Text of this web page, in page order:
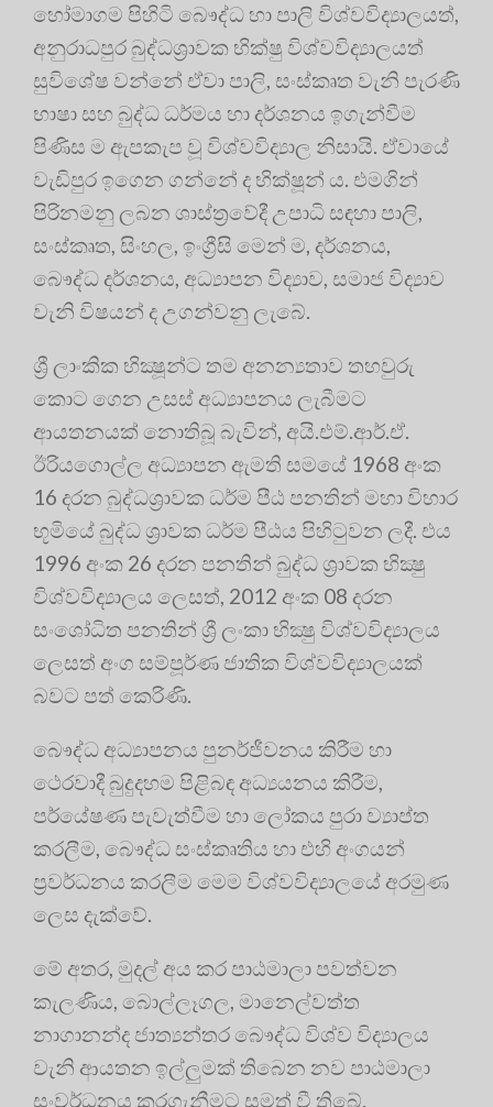
හෝමාගම පිහිටි බෞද්ධ හා පාලි විශ්වවිද්‍යාලයත්,
අනුරාධපුර බුද්ධශ‍්‍රාවක භික්ෂු විශ්වවිද්‍යාලයත්
සුවිශේෂ වන්නේ ඒවා පාලි, සංස්කෘත වැනි පැරණි
භාෂා සහ බුද්ධ ධර්මය හා දර්ශනය ඉගැන්වීම
පිණිස ම ඇපකැප වූ විශ්වවිද්‍යාල නිසායි. ඒවායේ
වැඩිපුර ඉගෙන ගන්නේ ද භික්ෂූන් ය. එමගින්
පිරිනමනු ලබන ශාස්ත්‍රවේදී උපාධි සඳහා පාලි,
සංස්කෘත, සිංහල, ඉංග්‍රීසි මෙන් ම, දර්ශනය,
බෞද්ධ දර්ශනය, අධ්‍යාපන විද්‍යාව, සමාජ විද්‍යාව
වැනි විෂයන් ද උගන්වනු ලැබේ.
ශ්‍රී ලාංකික භික්‍ෂූන්ට තම අනන්‍යතාව තහවුරු
කොට ගෙන උසස් අධ්‍යාපනය ලැබීමට
ආයතනයක් නොතිබූ බැවින්, අයි.එම්.ආර්.ඒ.
ඊරියගොල්ල අධ්‍යාපන ඇමති සමයේ 1968 අංක
16 දරන බුද්ධශ්‍රාවක ධර්ම පීඨ පනතින් මහා විහාර
භූමියේ බුද්ධ ශ්‍රාවක ධර්ම පීඨය පිහිටුවන ලදී. එය
1996 අංක 26 දරන පනතින් බුද්ධ ශ්‍රාවක භික්‍ෂු
විශ්වවිද්‍යාලය ලෙසත්, 2012 අංක 08 දරන
සංශෝධිත පනතින් ශ්‍රී ලංකා භික්‍ෂු විශ්වවිද්‍යාලය
ලෙසත් අංග සම්පූර්ණ ජාතික විශ්වවිද්‍යාලයක්
බවට පත් කෙරිණි.
බෞද්ධ අධ්‍යාපනය පුනර්ජීවනය කිරීම හා
ථෙරවාදී බුදුදහම පිළිබඳ අධ්‍යයනය කිරීම,
පර්යේෂණ පැවැත්වීම හා ලෝකය පුරා ව්‍යාප්ත
කරලීම, බෞද්ධ සංස්කෘතිය හා එහි අංගයන්
ප්‍රවර්ධනය කරලීම මෙම විශ්වවිද්‍යාලයේ අරමුණ
ලෙස දැක්වේ.
මේ අතර, මුදල් අය කර පාඨමාලා පවත්වන
කැලණිය, බොල්ලෑගල, මානෙල්වත්ත
නාගානන්ද ජාත්‍යන්තර බෞද්ධ විශ්ව විද්‍යාලය
වැනි ආයතන ඉල්ලුමක් තිබෙන නව පාඨමාලා
සංවර්ධනය කරගැනීමට සමත් වී තිබේ.